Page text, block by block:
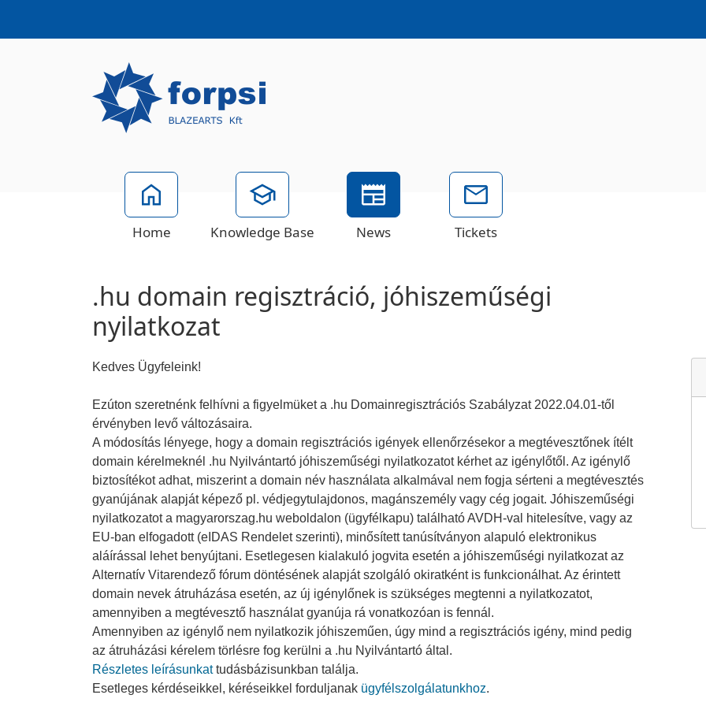
Home Knowledge Base News Tickets
.hu domain regisztráció, jóhiszeműségi
nyilatkozat
Kedves Ügyfeleink!
Ezúton szeretnénk felhívni a figyelmüket a .hu Domainregisztrációs Szabályzat 2022.04.01-től
érvényben levő változásaira.
A módosítás lényege, hogy a domain regisztrációs igények ellenőrzésekor a megtévesztőnek ítélt
domain kérelmeknél .hu Nyilvántartó jóhiszeműségi nyilatkozatot kérhet az igénylőtől. Az igénylő
biztosítékot adhat, miszerint a domain név használata alkalmával nem fogja sérteni a megtévesztés
gyanújának alapját képező pl. védjegytulajdonos, magánszemély vagy cég jogait. Jóhiszeműségi
nyilatkozatot a magyarorszag.hu weboldalon (ügyfélkapu) található AVDH-val hitelesítve, vagy az
EU-ban elfogadott (eIDAS Rendelet szerinti), minősített tanúsítványon alapuló elektronikus
aláírással lehet benyújtani. Esetlegesen kialakuló jogvita esetén a jóhiszeműségi nyilatkozat az
Alternatív Vitarendező fórum döntésének alapját szolgáló okiratként is funkcionálhat. Az érintett
domain nevek átruházása esetén, az új igénylőnek is szükséges megtenni a nyilatkozatot,
amennyiben a megtévesztő használat gyanúja rá vonatkozóan is fennál.
Amennyiben az igénylő nem nyilatkozik jóhiszeműen, úgy mind a regisztrációs igény, mind pedig
az átruházási kérelem törlésre fog kerülni a .hu Nyilvántartó által.
Részletes leírásunkattudásbázisunkban találja.
Esetleges kérdéseikkel, kéréseikkel forduljanak ügyfélszolgálatunkhoz.